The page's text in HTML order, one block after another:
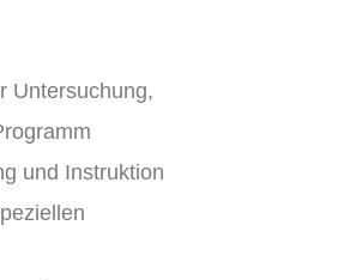
Untersuchung,
und Instruktion